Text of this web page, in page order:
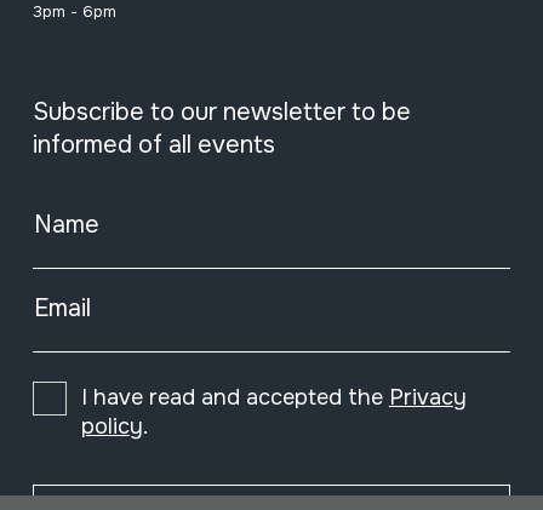
3pm - 6pm
Subscribe to our newsletter to be
informed of all events
Name
Email
I have read and accepted the Privacy
policy.